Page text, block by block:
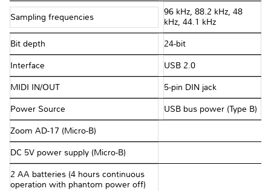
Sampling frequencies
96 kHz, 88.2 kHz, 48
kHz, 44.1 kHz
Bit depth 24-bit
Interface USB 2.0
MIDI IN/OUT 5-pin DIN jack
Power Source USB bus power (Type B)
Zoom AD-17 (Micro-B)
DC 5V power supply (Micro-B)
2 AA batteries (4 hours continuous
operation with phantom power off)